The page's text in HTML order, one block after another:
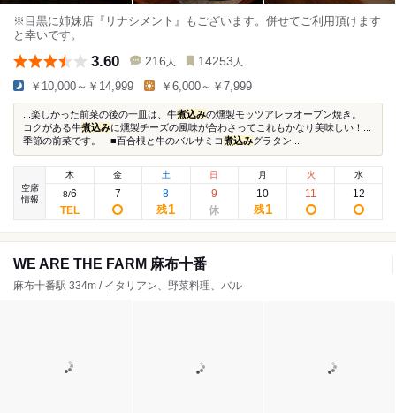
※目黒に姉妹店『リナシメント』もございます。併せてご利用頂けます
と幸いです。
3.60 216 人 14253 人
￥10,000～￥14,999 ￥6,000～￥7,999
...楽しかった前菜の後の一皿は、牛煮込みの燻製モッツアレラオーブン焼き。
コクがある牛煮込みに燻製チーズの風味が合わさってこれもかなり美味しい！...
季節の前菜です。 ■百合根と牛のバルサミコ煮込みグラタン...
空席
情報
木
8/6
金
7
土
8
残1
日
9
月
10
残1
火
11
水
12
WE ARE THE FARM 麻布十番
麻布十番駅 334m / イタリアン、野菜料理、バル